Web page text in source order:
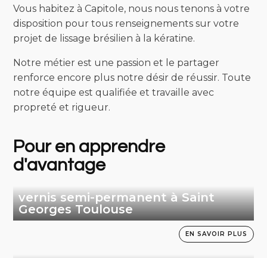
Vous habitez à Capitole, nous nous tenons à votre
disposition pour tous renseignements sur votre
projet de lissage brésilien à la kératine.
Notre métier est une passion et le partager
renforce encore plus notre désir de réussir. Toute
notre équipe est qualifiée et travaille avec
propreté et rigueur.
Pour en apprendre
d'avantage
vernis semi-permanent à Saint
Georges Toulouse
EN SAVOIR PLUS